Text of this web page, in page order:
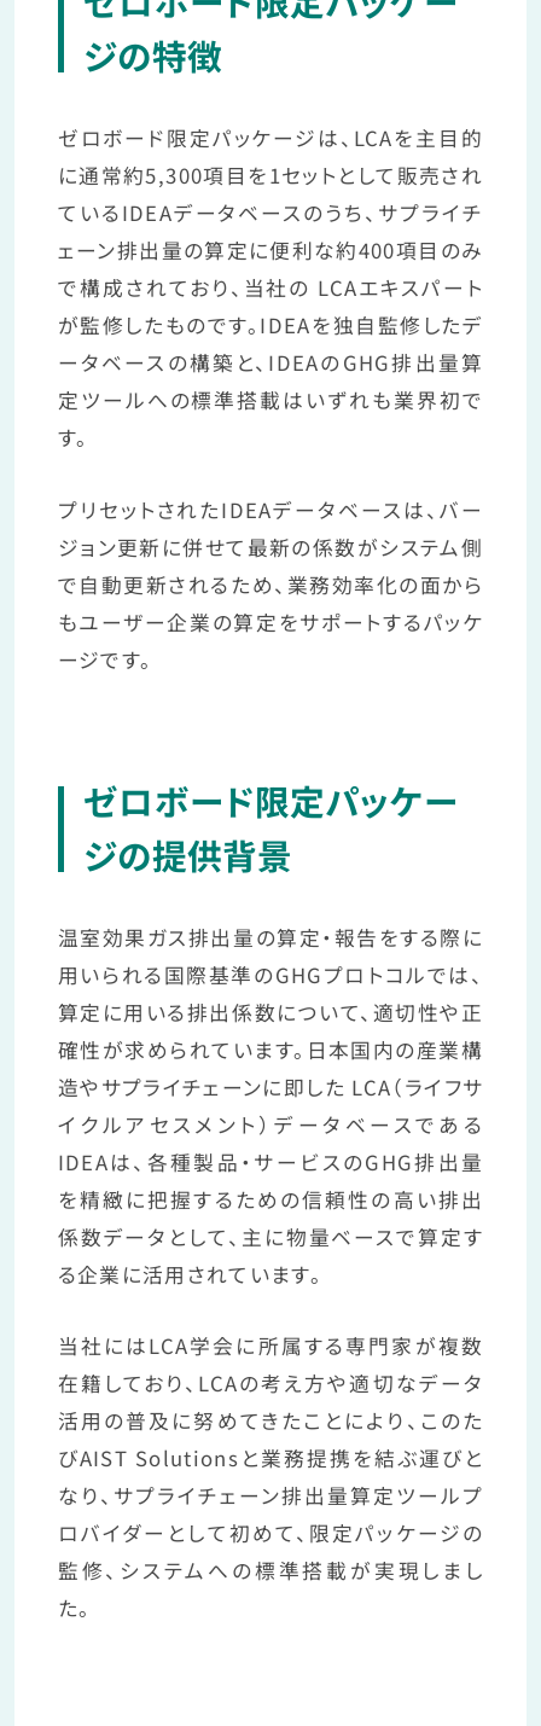
ジの特徴
ゼロボード限定パッケージは、LCAを主目的
に通常約5,300項目を1セットとして販売され
ているIDEAデータベースのうち、サプライチ
ェーン排出量の算定に便利な約400項目のみ
で構成されており、当社の LCAエキスパート
が監修したものです。IDEAを独自監修したデ
ータベースの構築と、IDEAのGHG排出量算
定ツールへの標準搭載はいずれも業界初で
す。
プリセットされたIDEAデータベースは、バー
ジョン更新に併せて最新の係数がシステム側
で自動更新されるため、業務効率化の面から
もユーザー企業の算定をサポートするパッケ
ージです。
ゼロボード限定パッケー
ジの提供背景
温室効果ガス排出量の算定・報告をする際に
用いられる国際基準のGHGプロトコルでは、
算定に用いる排出係数について、適切性や正
確性が求められています。日本国内の産業構
造やサプライチェーンに即した LCA（ライフサ
イクルアセスメント）データベースである
IDEAは、各種製品・サービスのGHG排出量
を精緻に把握するための信頼性の高い排出
係数データとして、主に物量ベースで算定す
る企業に活用されています。
当社にはLCA学会に所属する専門家が複数
在籍しており、LCAの考え方や適切なデータ
活用の普及に努めてきたことにより、このた
びAIST Solutionsと業務提携を結ぶ運びと
なり、サプライチェーン排出量算定ツールプ
ロバイダーとして初めて、限定パッケージの
監修、システムへの標準搭載が実現しまし
た。